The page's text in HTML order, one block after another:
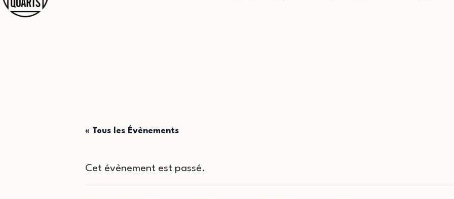
« Tous les Évènements
Cet évènement est passé.